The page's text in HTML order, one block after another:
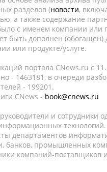
разделов (новости,
а также содержание
с именем компании или
быть дополнен
или продукте/услуге.
портала CNews.ru c
- 1463181, в очереди
- 199201.
CNews - book@cnews.ru
и сотрудники
департаментов
банков, промышленных
компаний-поставщиков